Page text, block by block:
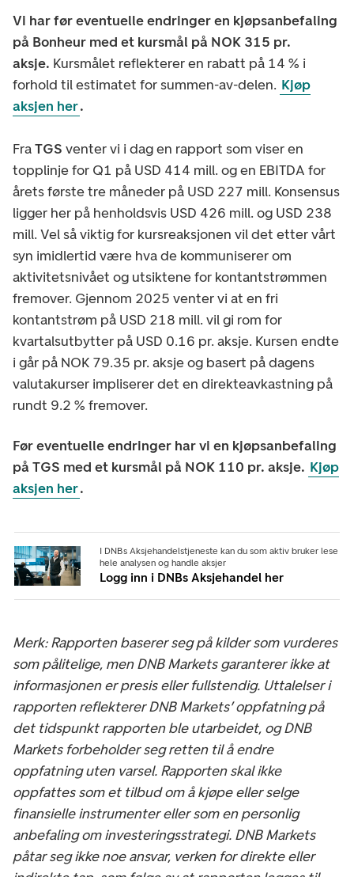
Vi har før eventuelle endringer en kjøpsanbefaling
på Bonheur med et kursmål på NOK 315 pr.
aksje. Kursmålet reflekterer en rabatt på 14 % i
forhold til estimatet for summen-av-delen. Kjøp
aksjen her.
FraTGS venter vi i dag en rapport som viser en
topplinje for Q1 på USD 414 mill. og en EBITDA for
årets første tre måneder på USD 227 mill. Konsensus
ligger her på henholdsvis USD 426 mill. og USD 238
mill. Vel så viktig for kursreaksjonen vil det etter vårt
syn imidlertid være hva de kommuniserer om
aktivitetsnivået og utsiktene for kontantstrømmen
fremover. Gjennom 2025 venter vi at en fri
kontantstrøm på USD 218 mill. vil gi rom for
kvartalsutbytter på USD 0.16 pr. aksje. Kursen endte
i går på NOK 79.35 pr. aksje og basert på dagens
valutakurser impliserer det en direkteavkastning på
rundt 9.2 % fremover.
Før eventuelle endringer har vi en kjøpsanbefaling
på TGS med et kursmål på NOK 110 pr. aksje. Kjøp
aksjen her.
I DNBs Aksjehandelstjeneste kan du som aktiv bruker lese
hele analysen og handle aksjer
Logg inn i DNBs Aksjehandel her
Merk: Rapporten baserer seg på kilder som vurderes
som pålitelige, men DNB Markets garanterer ikke at
informasjonen er presis eller fullstendig. Uttalelser i
rapporten reflekterer DNB Markets’ oppfatning på
det tidspunkt rapporten ble utarbeidet, og DNB
Markets forbeholder seg retten til å endre
oppfatning uten varsel. Rapporten skal ikke
oppfattes som et tilbud om å kjøpe eller selge
finansielle instrumenter eller som en personlig
anbefaling om investeringsstrategi. DNB Markets
påtar seg ikke noe ansvar, verken for direkte eller